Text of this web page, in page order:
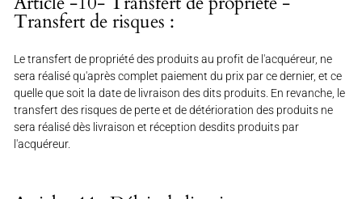
Transfert de risques :
Le transfert de propriété des produits au profit de l'acquéreur, ne
sera réalisé qu'après complet paiement du prix par ce dernier, et ce
quelle que soit la date de livraison des dits produits. En revanche, le
transfert des risques de perte et de détérioration des produits ne
sera réalisé dès livraison et réception desdits produits par
l'acquéreur.